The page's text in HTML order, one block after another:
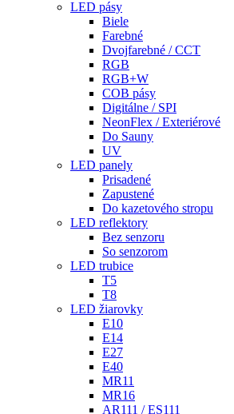
LED pásy
Biele
Farebné
Dvojfarebné / CCT
RGB
RGB+W
COB pásy
Digitálne / SPI
NeonFlex / Exteriérové
Do Sauny
UV
LED panely
Prisadené
Zapustené
Do kazetového stropu
LED reflektory
Bez senzoru
So senzorom
LED trubice
T5
T8
LED žiarovky
E10
E14
E27
E40
MR11
MR16
AR111 / ES111